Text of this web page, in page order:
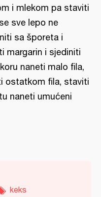
i mlekom pa staviti
sve lepo ne
sa šporeta i
margarin i sjediniti
naneti malo fila,
ostatkom fila, staviti
naneti umućeni
keks